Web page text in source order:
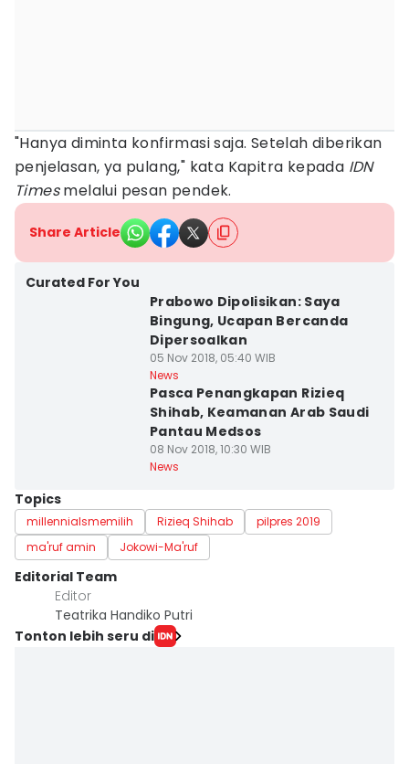
"Hanya diminta konfirmasi saja. Setelah diberikan
penjelasan, ya pulang," kata Kapitra kepada IDN
Timesmelalui pesan pendek.
Share Article
Curated For You
Prabowo Dipolisikan: Saya
Bingung, Ucapan Bercanda
Dipersoalkan
05 Nov 2018, 05:40 WIB
News
Pasca Penangkapan Rizieq
Shihab, Keamanan Arab Saudi
Pantau Medsos
08 Nov 2018, 10:30 WIB
News
Topics
millennialsmemilih Rizieq Shihab
pilpres 2019
ma'ruf amin
Jokowi-Ma'ruf
Editorial Team
Editor
Teatrika Handiko Putri
Tonton lebih seru di